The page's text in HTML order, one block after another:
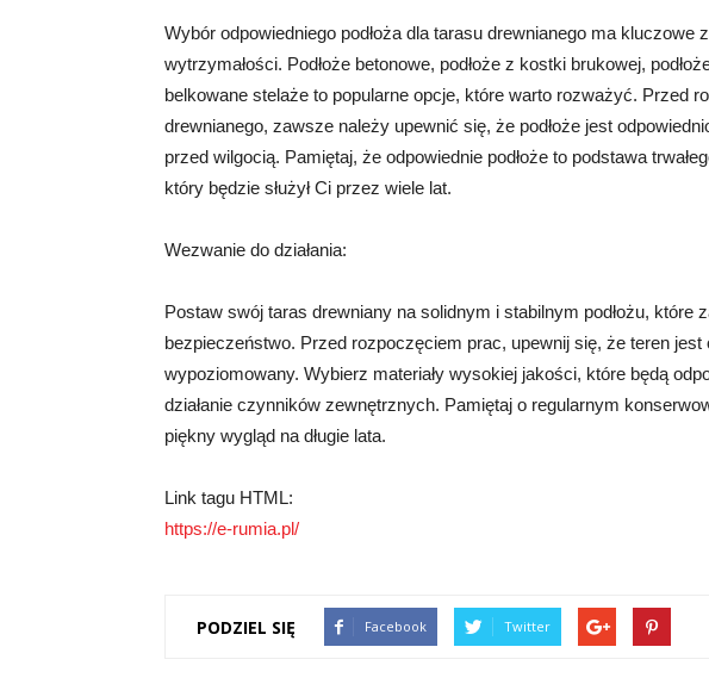
Wybór odpowiedniego podłoża dla tarasu drewnianego ma kluczowe
wytrzymałości. Podłoże betonowe, podłoże z kostki brukowej,
belkowane stelaże to popularne opcje, które warto rozważyć. Przed
drewnianego, zawsze należy upewnić się, że podłoże jest
przed wilgocią. Pamiętaj, że odpowiednie podłoże to podstawa
który będzie służył Ci przez wiele lat.
Wezwanie do działania:
Postaw swój taras drewniany na solidnym i stabilnym podłożu, które
bezpieczeństwo. Przed rozpoczęciem prac, upewnij się, że teren jest
wypoziomowany. Wybierz materiały wysokiej jakości, które będą
działanie czynników zewnętrznych. Pamiętaj o regularnym
piękny wygląd na długie lata.
Link tagu HTML:
https://e-rumia.pl/
PODZIEL SIĘ Facebook Twitter